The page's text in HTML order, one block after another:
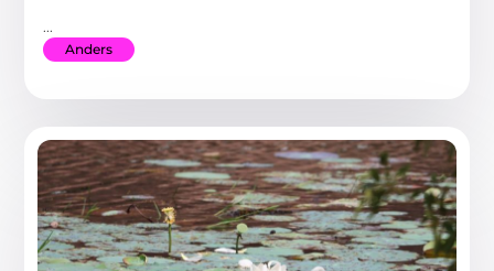
...
Anders